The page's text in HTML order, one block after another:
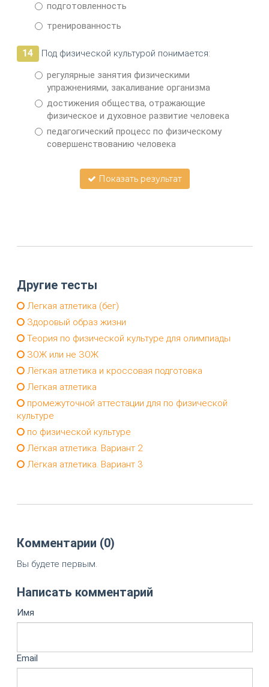
подготовленность
тренированность
14
Под физической культурой понимается:
регулярные занятия физическими
упражнениями, закаливание организма
достижения общества, отражающие
физическое и духовное развитие человека
педагогический процесс по физическому
совершенствованию человека
Показать результат
Другие тесты
Легкая атлетика (бег)
Здоровый образ жизни
Теория по физической культуре для олимпиады
ЗОЖ или не ЗОЖ
Лёгкая атлетика и кроссовая подготовка
Легкая атлетика
промежуточной аттестации для по физической
культуре
по физической культуре
Лёгкая атлетика. Вариант 2
Лёгкая атлетика. Вариант 3
Комментарии (0)
Вы будете первым.
Написать комментарий
Имя
Email